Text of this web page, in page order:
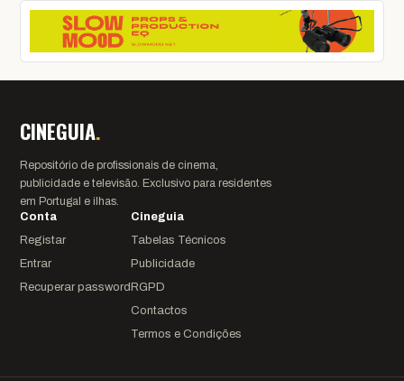
CINEGUIA.
Repositório de profissionais de cinema,
publicidade e televisão. Exclusivo para residentes
em Portugal e ilhas.
Conta
Registar
Entrar
Recuperar password
Cineguia
Tabelas Técnicos
Publicidade
RGPD
Contactos
Termos e Condições